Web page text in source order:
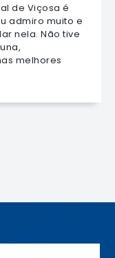
de Viçosa é
admiro muito e
nela. Não tive
melhores